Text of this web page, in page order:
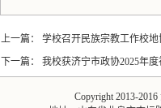
上一篇：
学校召开民族宗教工作校
下一篇：
我校获济宁市政协2025年
Copyright 2013-